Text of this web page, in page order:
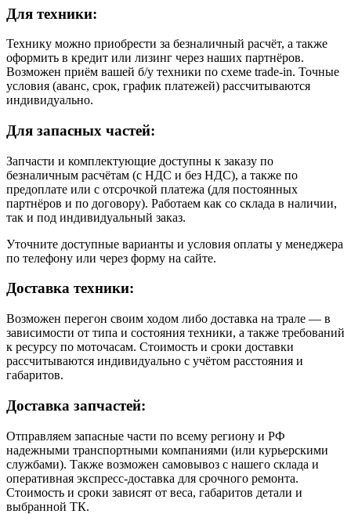
Для техники:
Технику можно приобрести за безналичный расчёт, а также
оформить в кредит или лизинг через наших партнёров.
Возможен приём вашей б/у техники по схеме trade-in. Точные
условия (аванс, срок, график платежей) рассчитываются
индивидуально.
Для запасных частей:
Запчасти и комплектующие доступны к заказу по
безналичным расчётам (с НДС и без НДС), а также по
предоплате или с отсрочкой платежа (для постоянных
партнёров и по договору). Работаем как со склада в наличии,
так и под индивидуальный заказ.
Уточните доступные варианты и условия оплаты у менеджера
по телефону или через форму на сайте.
Доставка техники:
Возможен перегон своим ходом либо доставка на трале — в
зависимости от типа и состояния техники, а также требований
к ресурсу по моточасам. Стоимость и сроки доставки
рассчитываются индивидуально с учётом расстояния и
габаритов.
Доставка запчастей:
Отправляем запасные части по всему региону и РФ
надежными транспортными компаниями (или курьерскими
службами). Также возможен самовывоз с нашего склада и
оперативная экспресс-доставка для срочного ремонта.
Стоимость и сроки зависят от веса, габаритов детали и
выбранной ТК.